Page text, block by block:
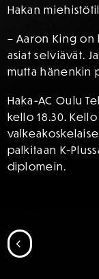
Hakan
– Aaron King
asiat selviävät.
mutta hänenkin
Haka-AC Oulu
kello 18.30.
palkitaan K-
diplomein.
SIIRRY